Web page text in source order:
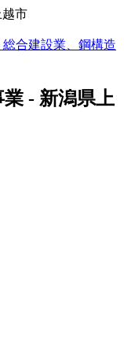
市
- 新潟県上